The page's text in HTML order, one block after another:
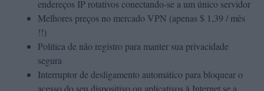
endereços IP rotativos conectando-se a um único servidor
Melhores preços no mercado VPN (apenas $ 1,39 / mês
!!)
Política de não registro para manter sua privacidade
segura
Interruptor de desligamento automático para bloquear o
acesso do seu dispositivo ou aplicativos à Internet se a